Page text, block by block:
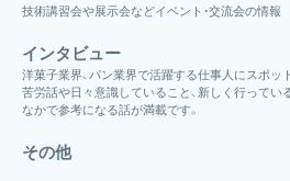
技術講習会や展示会などイベント・交流会の情報
インタビュー
洋菓子業界、パン業界で活躍する仕事人にスポッ
苦労話や日々意識していること、新しく行ってい
なかで参考になる話が満載です。
その他